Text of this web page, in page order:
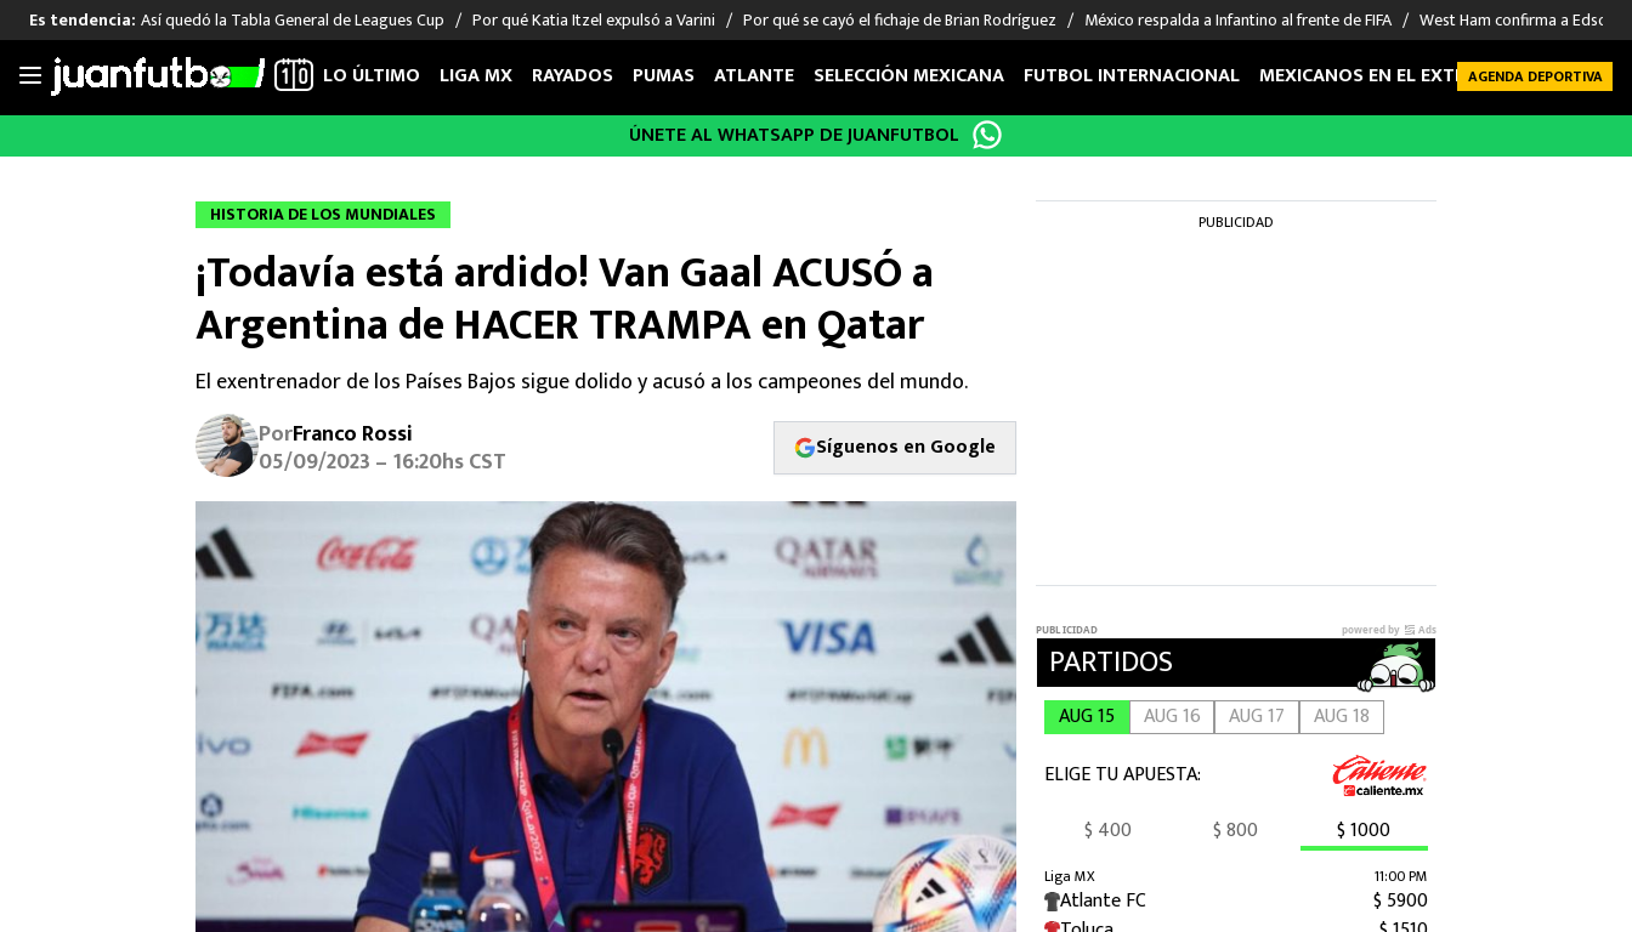
Saltar
Es tendencia: Así quedó la Tabla General de Leagues Cup Por qué Katia Itzel expulsó a Varini Por qué se cayó el fichaje de Brian Rodríguez México respalda a Infantino al frente de FIFA West Ham confirma a Edson
LIGA MX
Chivas de Guadalajara
Liga MX Femenil
FUT INTERNACIONAL
Las Noticias
Selección Mexicana
Champions League
Europa League
Real Madrid
Barcelona
MEXICANOS EN EL EXTRANJERO
Memo Ochoa
Edson Álvarez
Santiago Giménez
Rodrigo Huescas
FIGURAS
Sergio Ramos
André Jardine
DEPORTES
NBA
LO ÚLTIMO LIGA MX RAYADOS PUMAS ATLANTE SELECCIÓN MEXICANA FUTBOL INTERNACIONAL MEXICANOS EN EL EXTRANJERO FUTBOL
AGENDA DEPORTIVA
ÚNETE AL WHATSAPP DE JUANFUTBOL
HISTORIA DE LOS MUNDIALES
¡Todavía está ardido! Van Gaal ACUSÓ a
Argentina de HACER TRAMPA en Qatar
El exentrenador de los Países Bajos sigue dolido y acusó a los campeones del mundo.
PorFranco Rossi
05/09/2023 – 16:20hs CST Síguenos en Google
PUBLICIDAD